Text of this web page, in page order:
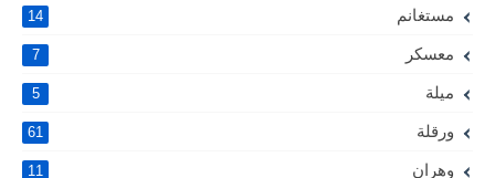
مستغانم 14
معسكر 7
ميلة 5
ورقلة 61
وهران 11